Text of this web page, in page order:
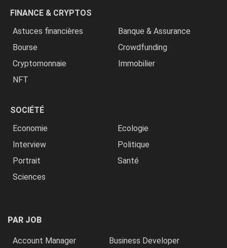
FINANCE & CRYPTOS
Astuces financières
Banque & Assurance
Bourse
Crowdfunding
Cryptomonnaie
Immobilier
NFT
SOCIÉTÉ
Economie
Ecologie
Interview
Politique
Portrait
Santé
Sciences
PAR JOB
Account Manager
Business Developer